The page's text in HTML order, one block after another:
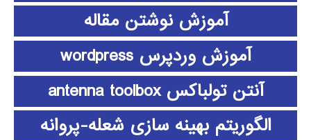
آموزش نوشتن مقاله
آموزش وردپرس wordpress
آنتن تولباکس antenna toolbox
الگوریتم بهینه سازی شعله-پروانه